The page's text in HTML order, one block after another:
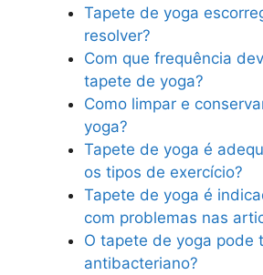
Tapete de yoga
resolver?
Com que frequência
tapete de yoga?
Como limpar e
yoga?
Tapete de yoga é
os tipos de exercício?
Tapete de yoga é
com problemas nas
O tapete de yoga pode
antibacteriano?